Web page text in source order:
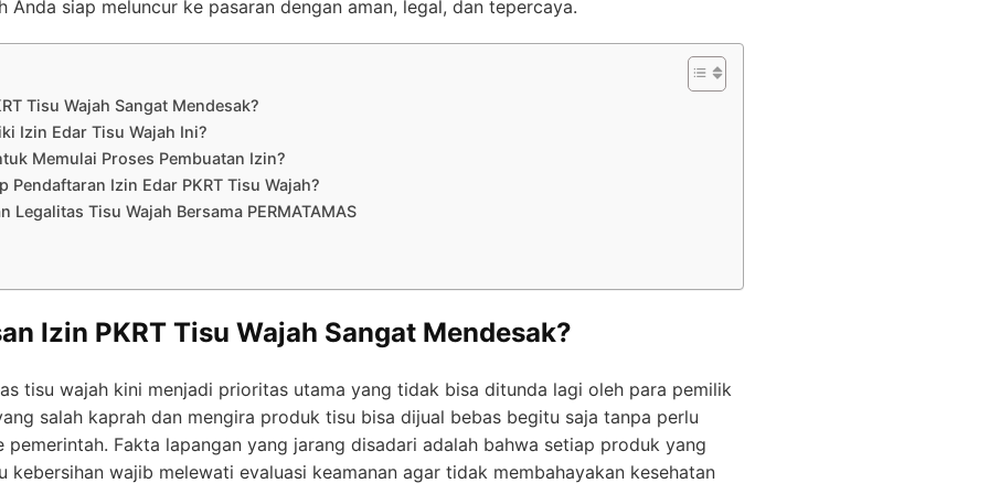
siap meluncur ke pasaran dengan aman, legal, dan tepercaya.
Tisu Wajah Sangat Mendesak?
Izin Edar Tisu Wajah Ini?
Memulai Proses Pembuatan Izin?
Pendaftaran Izin Edar PKRT Tisu Wajah?
Legalitas Tisu Wajah Bersama PERMATAMAS
Izin PKRT Tisu Wajah Sangat Mendesak?
tisu wajah kini menjadi prioritas utama yang tidak bisa ditunda lagi oleh para pemilik
salah kaprah dan mengira produk tisu bisa dijual bebas begitu saja tanpa perlu
Fakta lapangan yang jarang disadari adalah bahwa setiap produk yang
kebersihan wajib melewati evaluasi keamanan agar tidak membahayakan kesehatan